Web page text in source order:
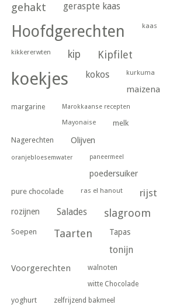
gehakt geraspte kaas
Hoofdgerechten kaas
kikkererwten kip Kipfilet
koekjes kokos kurkuma
maizena
margarine Marokkaanse recepten
Mayonaise
melk
Nagerechten
Olijven
oranjebloesemwater paneermeel
poedersuiker
pure chocolade ras el hanout rijst
rozijnen Salades slagroom
Soepen Taarten Tapas
tonijn
Voorgerechten
walnoten
witte Chocolade
yoghurt zelfrijzend bakmeel